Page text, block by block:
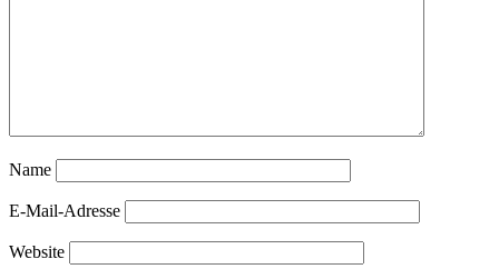
Name
E-Mail-Adresse
Website